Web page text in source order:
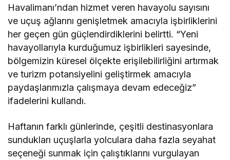
Havalimanı’ndan hizmet veren havayolu sayısını
ve uçuş ağlarını genişletmek amacıyla işbirliklerini
her geçen gün güçlendirdiklerini belirtti. “Yeni
havayollarıyla kurduğumuz işbirlikleri sayesinde,
bölgemizin küresel ölçekte erişilebilirliğini artırmak
ve turizm potansiyelini geliştirmek amacıyla
paydaşlarımızla çalışmaya devam edeceğiz”
ifadelerini kullandı.
Haftanın farklı günlerinde, çeşitli destinasyonlara
sundukları uçuşlarla yolculara daha fazla seyahat
seçeneği sunmak için çalıştıklarını vurgulayan